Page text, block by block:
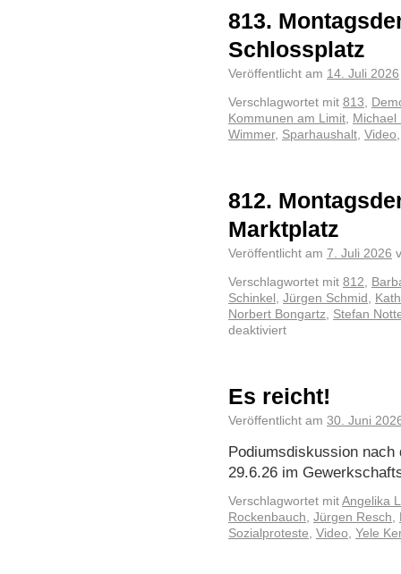
813.
Schlossplatz
Veröffentlicht am 14. Juli 2026
Verschlagwortet mit 813,
Kommunen am Limit, Michael
Wimmer, Sparhaushalt, Video
812.
Marktplatz
Veröffentlicht am 7. Juli 2026
Verschlagwortet mit 812,
Schinkel , Jürgen Schmid ,
Norbert Bongartz, Stefan
deaktiviert
Es reicht!
Veröffentlicht am 30. Juni
Podiumsdiskussion
29.6.26 im
Verschlagwortet mit Angelika
Rockenbauch, Jürgen Resch,
Sozialproteste, Video, Yele